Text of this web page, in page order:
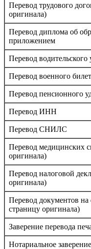
Перевод трудового
оригинала)
Перевод диплома об
приложением
Перевод водительского
Перевод военного
Перевод пенсионного
Перевод ИНН
Перевод СНИЛС
Перевод медицинских
оригинала)
Перевод налоговой
оригинала)
Перевод документов на
страницу оригинала)
Заверение перевода
Нотариальное